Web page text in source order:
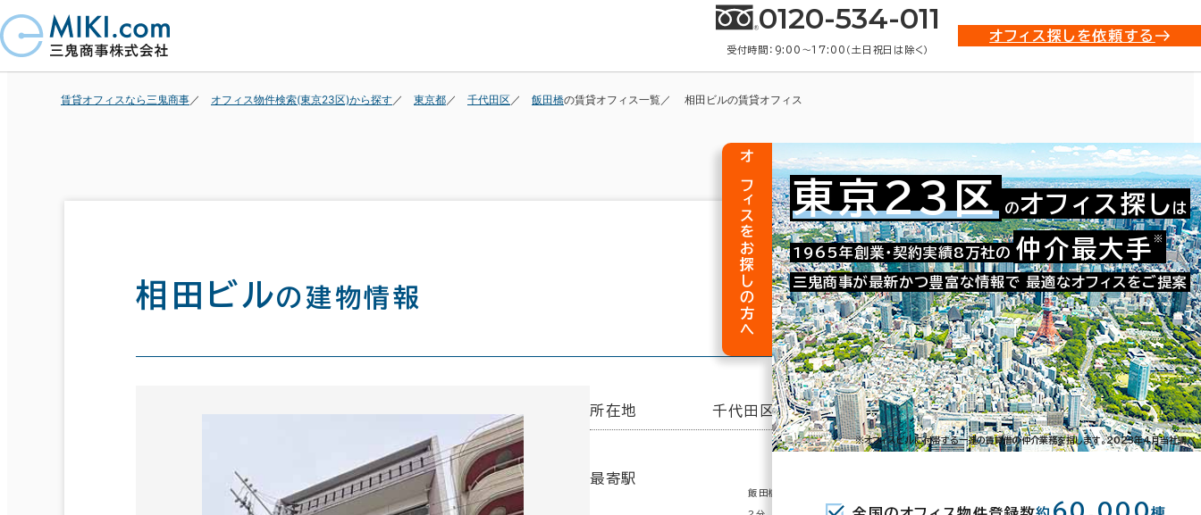
0120-534-011
受付時間：9:00〜17:00（土日祝日は除く）
オフィス探しを依頼する
賃貸オフィスなら三鬼商事 オフィス物件検索(東京23区)から探す 東京都 千代田区 飯田橋の賃貸オフィス一覧 相田ビルの賃貸オフィス
相田ビルの建物情報
お問い合わせ番号：021-51153
所在地 千代田区飯田橋3-9-8
最寄駅
飯田橋駅(東京メトロ東西線･有楽町線･南北線/都営大江戸線) A5口
オフィスをお探しの方へ 東京23区 のオフィス探し は
1965年創業・契約実績8万社の 仲介最大手 ※
三鬼商事が最新かつ豊富な情報で 最適なオフィスをご提案
※オフィスビルに付帯する一連の賃貸借の仲介業務を指します。2023年4月当社調べ
60,000